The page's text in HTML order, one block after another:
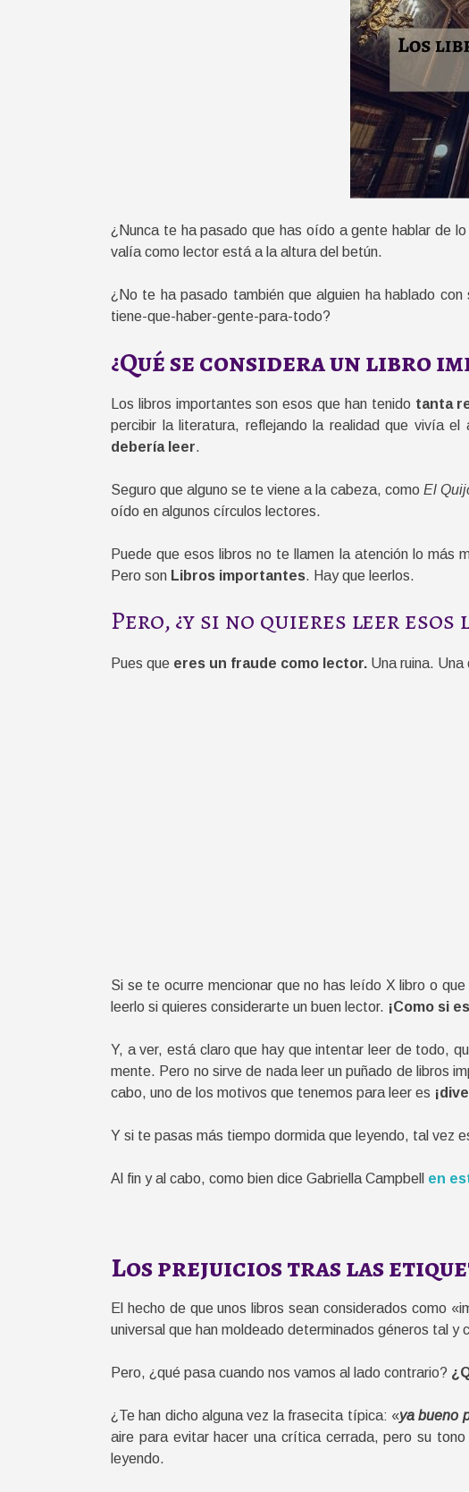
¿Nunca te ha pasado que has oído a gente hablar de lo
valía como lector está a la altura del betún.
¿No te ha pasado también que alguien ha hablado
tiene-que-haber-gente-para-todo?
¿Qué se considera un libro
Los libros importantes son esos que han tenido tanta
percibir la literatura, reflejando la realidad que vivía
debería leer.
Seguro que alguno se te viene a la cabeza, como El
oído en algunos círculos lectores.
Puede que esos libros no te llamen la atención lo más
Pero son Libros importantes. Hay que leerlos.
Pero, ¿y si no quieres leer
Pues que eres un fraude como lector. Una ruina.
Si se te ocurre mencionar que no has leído X libro o
leerlo si quieres considerarte un buen lector. ¡Como si
Y, a ver, está claro que hay que intentar leer de todo,
mente. Pero no sirve de nada leer un puñado de libros
cabo, uno de los motivos que tenemos para leer es
Y si te pasas más tiempo dormida que leyendo, tal vez
Al fin y al cabo, como bien dice Gabriella Campbell en
Los prejuicios tras las
El hecho de que unos libros sean considerados como
universal que han moldeado determinados géneros tal
Pero, ¿qué pasa cuando nos vamos al lado contrario?
¿Te han dicho alguna vez la frasecita típica: «ya bueno
aire para evitar hacer una crítica cerrada, pero su
leyendo.